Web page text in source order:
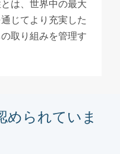
は、世界中の最大
じてより充実した
取り組みを管理す
められていま